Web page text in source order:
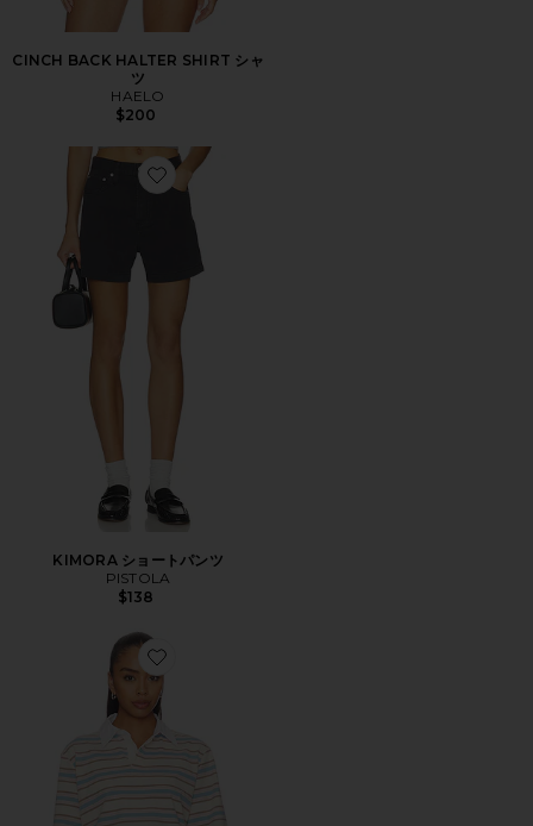
CINCH BACK HALTER SHIRT シャ
ツ
HAELO
$200
KIMORA ショートパンツ
PISTOLA
$138